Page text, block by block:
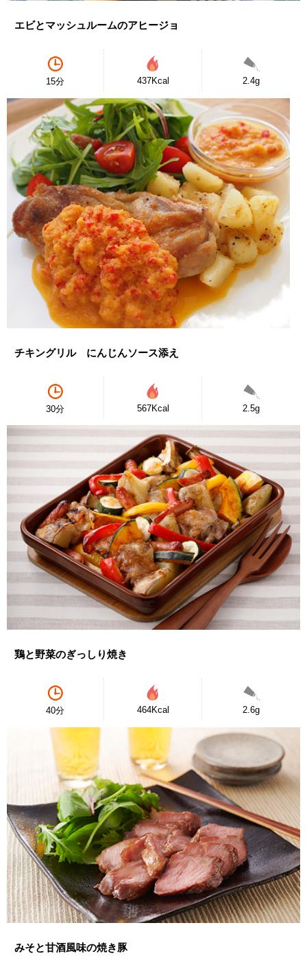
エビとマッシュルームのアヒージョ
15分 437Kcal 2.4g
チキングリル にんじんソース添え
30分 567Kcal 2.5g
鶏と野菜のぎっしり焼き
40分 464Kcal 2.6g
みそと甘酒風味の焼き豚